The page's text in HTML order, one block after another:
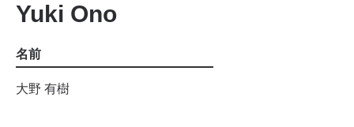
Yuki Ono
名前
大野 有樹